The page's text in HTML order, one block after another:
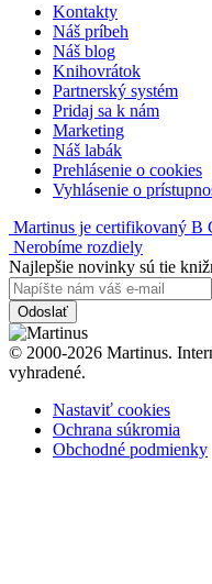
Kontakty
Náš príbeh
Náš blog
Knihovrátok
Partnerský systém
Pridaj sa k nám
Marketing
Náš labák
Prehlásenie o cookies
Vyhlásenie o
Martinus je certifikovaný B
Nerobíme rozdiely
Najlepšie novinky sú tie
Odoslať
© 2000-2026 Martinus.
vyhradené.
Nastaviť cookies
Ochrana súkromia
Obchodné podmienky